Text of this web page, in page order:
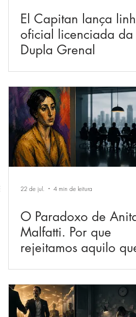
El Capitan lança
oficial licenciada da
Dupla Grenal
22 de jul. 4 min de leitura
O Paradoxo de
Malfatti. Por que
rejeitamos aquilo